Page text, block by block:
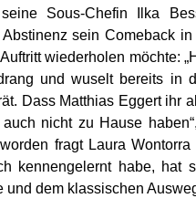
Sous-Chefin Ilka
sein Comeback
wiederholen möchte:
und wuselt bereits in
Dass Matthias Eggert ihr
nicht zu Hause
fragt Laura
kennengelernt habe, hat
und dem klassischen